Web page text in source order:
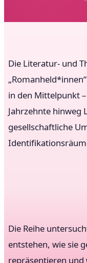
Die Literatur- und
in den Mittelpunkt
Jahrzehnte hinweg
gesellschaftliche
Die Reihe
entstehen, wie sie
repräsentieren und